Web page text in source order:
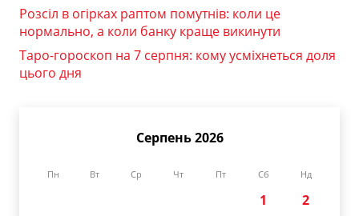
Розсіл в огірках раптом помутнів: коли це
нормально, а коли банку краще викинути
Таро-гороскоп на 7 серпня: кому усміхнеться доля
цього дня
Серпень 2026
Пн Вт Ср Чт Пт Сб Нд
1
2